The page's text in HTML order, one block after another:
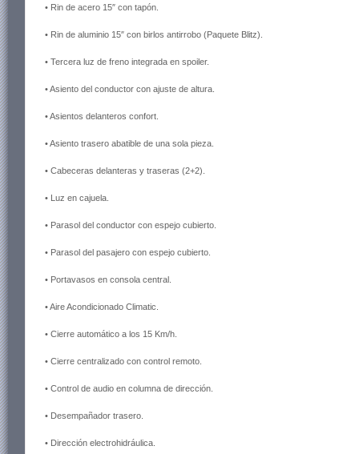
• Rin de acero 15″ con tapón.
• Rin de aluminio 15″ con birlos antirrobo (Paquete Blitz).
• Tercera luz de freno integrada en spoiler.
• Asiento del conductor con ajuste de altura.
• Asientos delanteros confort.
• Asiento trasero abatible de una sola pieza.
• Cabeceras delanteras y traseras (2+2).
• Luz en cajuela.
• Parasol del conductor con espejo cubierto.
• Parasol del pasajero con espejo cubierto.
• Portavasos en consola central.
• Aire Acondicionado Climatic.
• Cierre automático a los 15 Km/h.
• Cierre centralizado con control remoto.
• Control de audio en columna de dirección.
• Desempañador trasero.
• Dirección electrohidráulica.